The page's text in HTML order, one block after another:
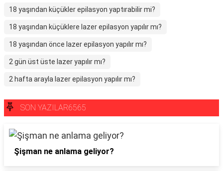
18 yaşından küçükler epilasyon yaptırabilir mi?
18 yaşından küçüklere lazer epilasyon yapılır mı?
18 yaşından önce lazer epilasyon yapılır mı?
2 gün üst üste lazer yapılır mı?
2 hafta arayla lazer epilasyon yapılır mı?
SON YAZILAR6565
Şişman ne anlama geliyor?